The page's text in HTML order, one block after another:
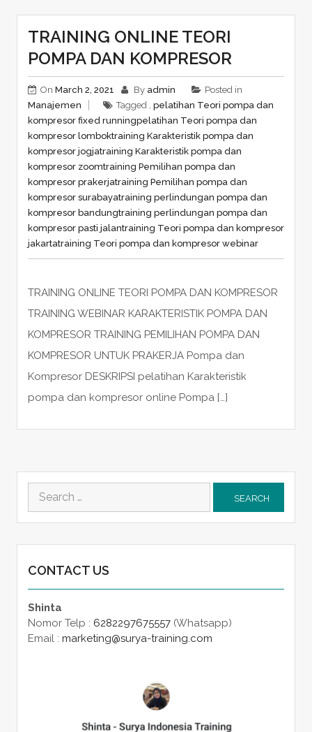
TRAINING ONLINE TEORI
POMPA DAN KOMPRESOR
On March 2, 2021 By admin
Posted in
Manajemen
Tagged , pelatihan Teori pompa dan
kompresor fixed runningpelatihan Teori pompa dan
kompresor lomboktraining Karakteristik pompa dan
kompresor jogjatraining Karakteristik pompa dan
kompresor zoomtraining Pemilihan pompa dan
kompresor prakerjatraining Pemilihan pompa dan
kompresor surabayatraining perlindungan pompa dan
kompresor bandungtraining perlindungan pompa dan
kompresor pasti jalantraining Teori pompa dan kompresor
jakartatraining Teori pompa dan kompresor webinar
TRAINING ONLINE TEORI POMPA DAN KOMPRESOR
TRAINING WEBINAR KARAKTERISTIK POMPA DAN
KOMPRESOR TRAINING PEMILIHAN POMPA DAN
KOMPRESOR UNTUK PRAKERJA Pompa dan
Kompresor DESKRIPSI pelatihan Karakteristik
pompa dan kompresor online Pompa […]
Search
for:
CONTACT US
Shinta
Nomor Telp : 6282297675557(Whatsapp)
Email : marketing@surya-training.com